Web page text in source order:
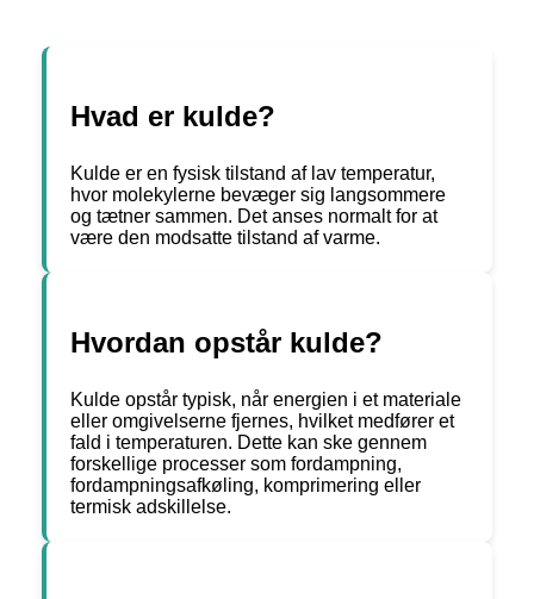
Hvad er kulde?
Kulde er en fysisk tilstand af lav temperatur,
hvor molekylerne bevæger sig langsommere
og tætner sammen. Det anses normalt for at
være den modsatte tilstand af varme.
Hvordan opstår kulde?
Kulde opstår typisk, når energien i et materiale
eller omgivelserne fjernes, hvilket medfører et
fald i temperaturen. Dette kan ske gennem
forskellige processer som fordampning,
fordampningsafkøling, komprimering eller
termisk adskillelse.